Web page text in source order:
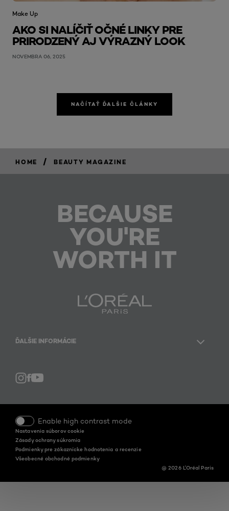
Make Up
AKO SI NALÍČIŤ OČNÉ LINKY PRE
PRIRODZENÝ AJ VÝRAZNÝ LOOK
NOVEMBRA 06, 2025
NAČÍTAŤ ĎALŠIE ČLÁNKY
HOME / BEAUTY MAGAZINE
BECAUSE
YOU'RE
WORTH IT
ĎALŠIE INFORMÁCIE
Enable high contrast mode
Nastavenia súborov cookie
Zásady ochrany súkromia
Podmienky pre zákaznícke hodnotenia a recenzie
Všeobecné obchodné podmienky
@ 2026 L'Oréal Paris